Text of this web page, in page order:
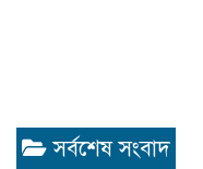
সর্বশেষ সংবাদ